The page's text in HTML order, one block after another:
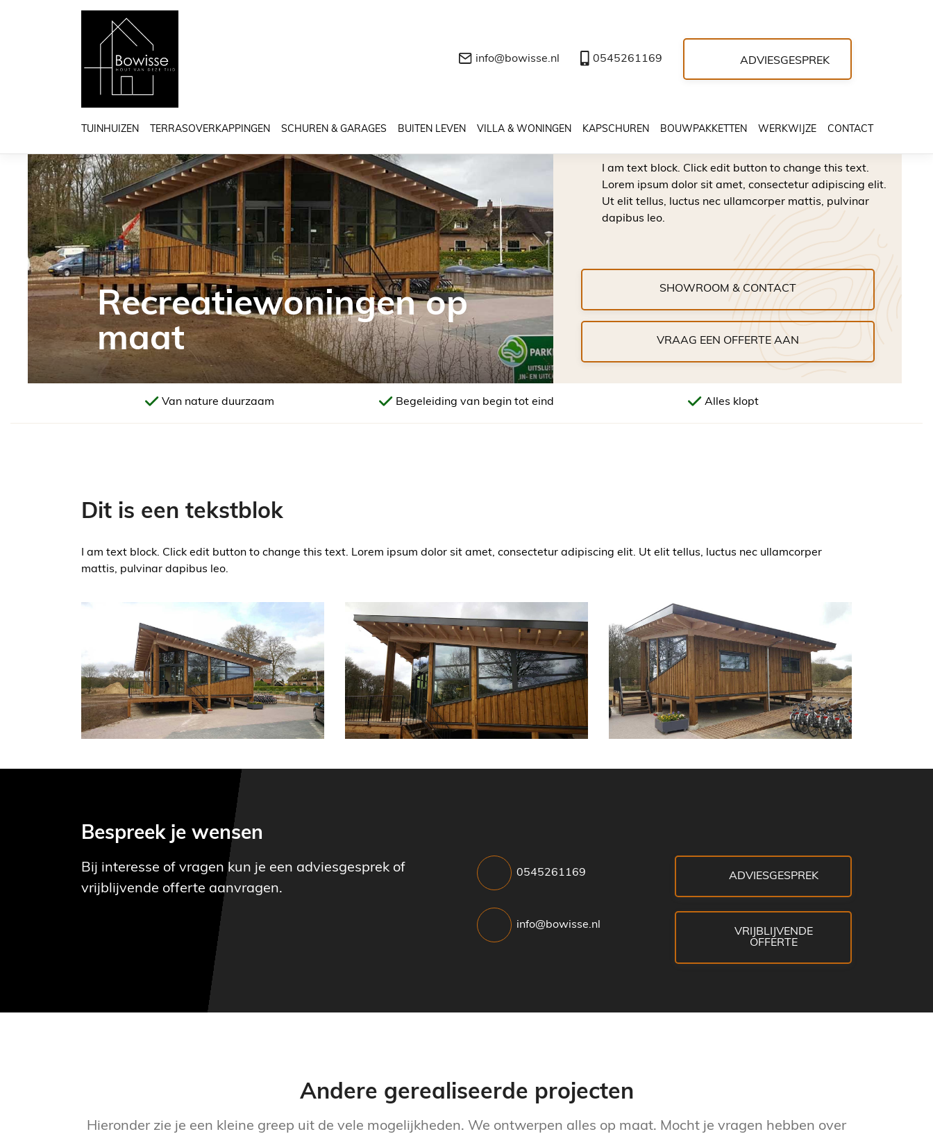
info@bowisse.nl 0545261169 ADVIESGESPREK
TUINHUIZEN TERRASOVERKAPPINGEN SCHUREN & GARAGES BUITEN LEVEN VILLA & WONINGEN KAPSCHUREN BOUWPAKKETTEN WERKWIJZE CONTACT
Recreatiewoningen op
maat
bouwpakket
I am text block. Click edit button to change this text.
Lorem ipsum dolor sit amet, consectetur adipiscing elit.
Ut elit tellus, luctus nec ullamcorper mattis, pulvinar
dapibus leo.
SHOWROOM & CONTACT
VRAAG EEN OFFERTE AAN
Van nature duurzaam Begeleiding van begin tot eind Alles klopt
Dit is een tekstblok
I am text block. Click edit button to change this text. Lorem ipsum dolor sit amet, consectetur adipiscing elit. Ut elit tellus, luctus nec ullamcorper
mattis, pulvinar dapibus leo.
Bespreek je wensen
Bij interesse of vragen kun je een adviesgesprek of
vrijblijvende offerte aanvragen.
0545261169
info@bowisse.nl
ADVIESGESPREK
VRIJBLIJVENDE
OFFERTE
Andere gerealiseerde projecten
Hieronder zie je een kleine greep uit de vele mogelijkheden. We ontwerpen alles op maat. Mocht je vragen hebben over